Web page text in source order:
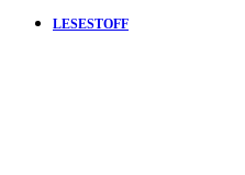
LESESTOFF